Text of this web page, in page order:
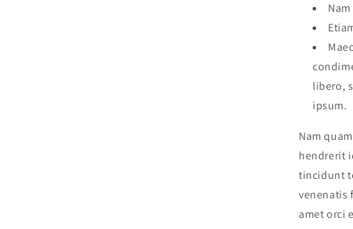
libero,
ipsum.
Nam
hendrerit
tincidunt
venenatis
amet orci